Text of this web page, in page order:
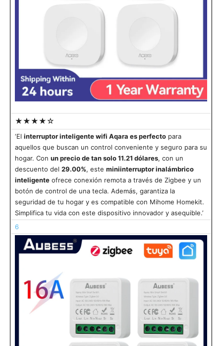
★★★★☆
‘El interruptor inteligente wifi Aqara es perfecto para
aquellos que buscan un control conveniente y seguro para su
hogar. Con un precio de tan solo 11.21 dólares, con un
descuento del 29.00%, este miniinterruptor inalámbrico
inteligente ofrece conexión remota a través de Zigbee y un
botón de control de una tecla. Además, garantiza la
seguridad de tu hogar y es compatible con Mihome Homekit.
Simplifica tu vida con este dispositivo innovador y asequible.’
6